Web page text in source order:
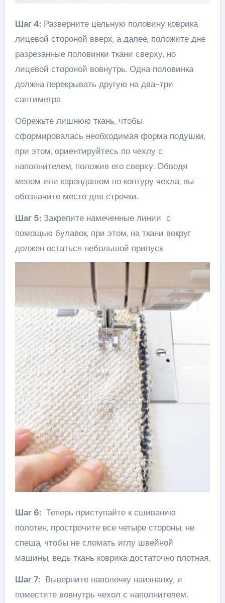
Шаг 4:Разверните цельную половину коврика
лицевой стороной вверх, а далее, положите дне
разрезанные половинки ткани сверху, но
лицевой стороной вовнутрь. Одна половинка
должна перекрывать другую на два-три
сантиметра
Обрежьте лишнюю ткань, чтобы
сформировалась необходимая форма подушки,
при этом, ориентируйтесь по чехлу с
наполнителем, положив его сверху. Обводя
мелом или карандашом по контуру чехла, вы
обозначите место для строчки.
Шаг 5:Закрепите намеченные линии с
помощью булавок, при этом, на ткани вокруг
должен остаться небольшой припуск
Шаг 6:Теперь приступайте к сшиванию
полотен, прострочите все четыре стороны, не
спеша, чтобы не сломать иглу швейной
машины, ведь ткань коврика достаточно плотная.
Шаг 7:Выверните наволочку наизнанку, и
поместите вовнутрь чехол с наполнителем.